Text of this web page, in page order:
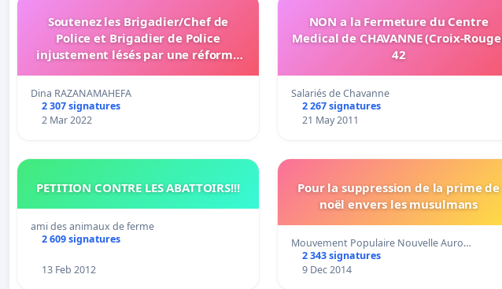
Soutenez les Brigadier/Chef de
Police et Brigadier de Police
injustement lésés par une réforme
examen
Dina RAZANAMAHEFA
2 307 signatures
2 Mar 2022
NON a la Fermeture du Centre
Medical de CHAVANNE (Croix-
42
Salariés de Chavanne
2 267 signatures
21 May 2011
PETITION CONTRE LES ABATTOIRS!!!
ami des animaux de ferme
2 609 signatures
13 Feb 2012
Pour la suppression de la prime de
noël envers les musulmans
Mouvement Populaire Nouvelle Auro…
2 343 signatures
9 Dec 2014